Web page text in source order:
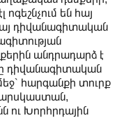
են հայ
դիվանագիտական
անդրադարձ է
դիվանագիտական
հարգանքի տուրք
ու Խորհրդային